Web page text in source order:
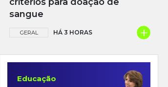
sangue
GERAL HÁ 3 HORAS +
Educação